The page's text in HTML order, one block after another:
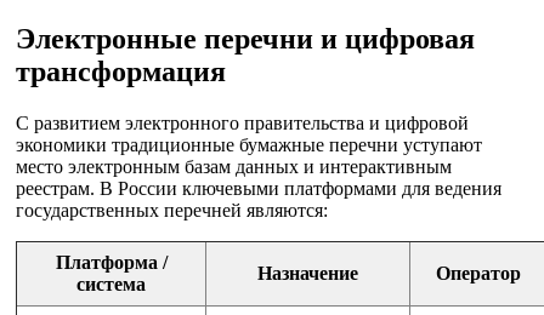
Электронные перечни и цифровая
трансформация
С развитием электронного правительства и цифровой
экономики традиционные бумажные перечни уступают
место электронным базам данных и интерактивным
реестрам. В России ключевыми платформами для ведения
государственных перечней являются:
Платформа /
система
Назначение Оператор